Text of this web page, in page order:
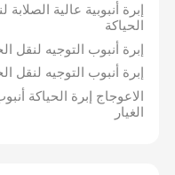
إبرة أنبوبية عالية
الحياكة
إبرة أنبوب التوجيه لنقل
إبرة أنبوب التوجيه
الاعوجاج إبرة الحياكة
الغيار